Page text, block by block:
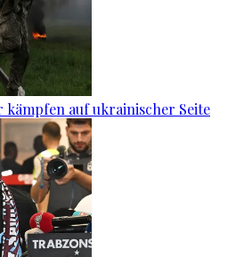
kämpfen auf ukrainischer Seite